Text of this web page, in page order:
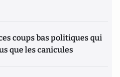
coups bas politiques qui
que les canicules